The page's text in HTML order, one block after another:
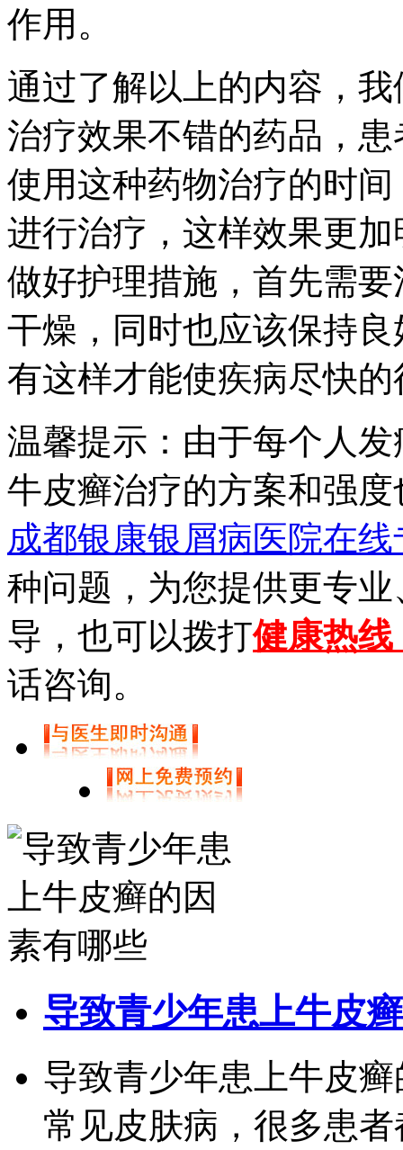
作用。
通过了解以上的内容，
治疗效果不错的药品，
使用这种药物治疗的时
进行治疗，这样效果更
做好护理措施，首先需
干燥，同时也应该保持
有这样才能使疾病尽快
温馨提示：由于每个人
牛皮癣治疗的方案和强
成都银康银屑病医院在线
种问题，为您提供更专
导，也可以拨打健康热线
话咨询。
导致青少年患上牛皮
导致青少年患上牛皮
常见皮肤病，很多患者